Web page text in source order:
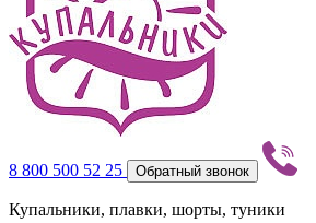
8 800 500 52 25 Обратный звонок
Купальники, плавки, шорты, туники